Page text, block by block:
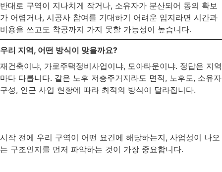
반대로 구역이 지나치게 작거나, 소유자가 분산되어 동의 확보
가 어렵거나, 시공사 참여를 기대하기 어려운 입지라면 시간과
비용을 쓰고도 착공까지 가지 못할 가능성이 높습니다.
우리 지역, 어떤 방식이 맞을까요?
재건축이냐, 가로주택정비사업이냐, 모아타운이냐. 정답은 지역
마다 다릅니다. 같은 노후 저층주거지라도 면적, 노후도, 소유자
구성, 인근 사업 현황에 따라 최적의 방식이 달라집니다.
시작 전에 우리 구역이 어떤 요건에 해당하는지, 사업성이 나오
는 구조인지를 먼저 파악하는 것이 가장 중요합니다.